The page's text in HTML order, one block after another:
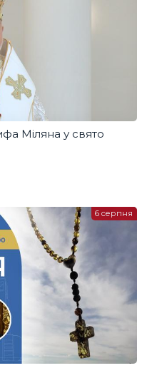
Міляна у свято
6 серпня